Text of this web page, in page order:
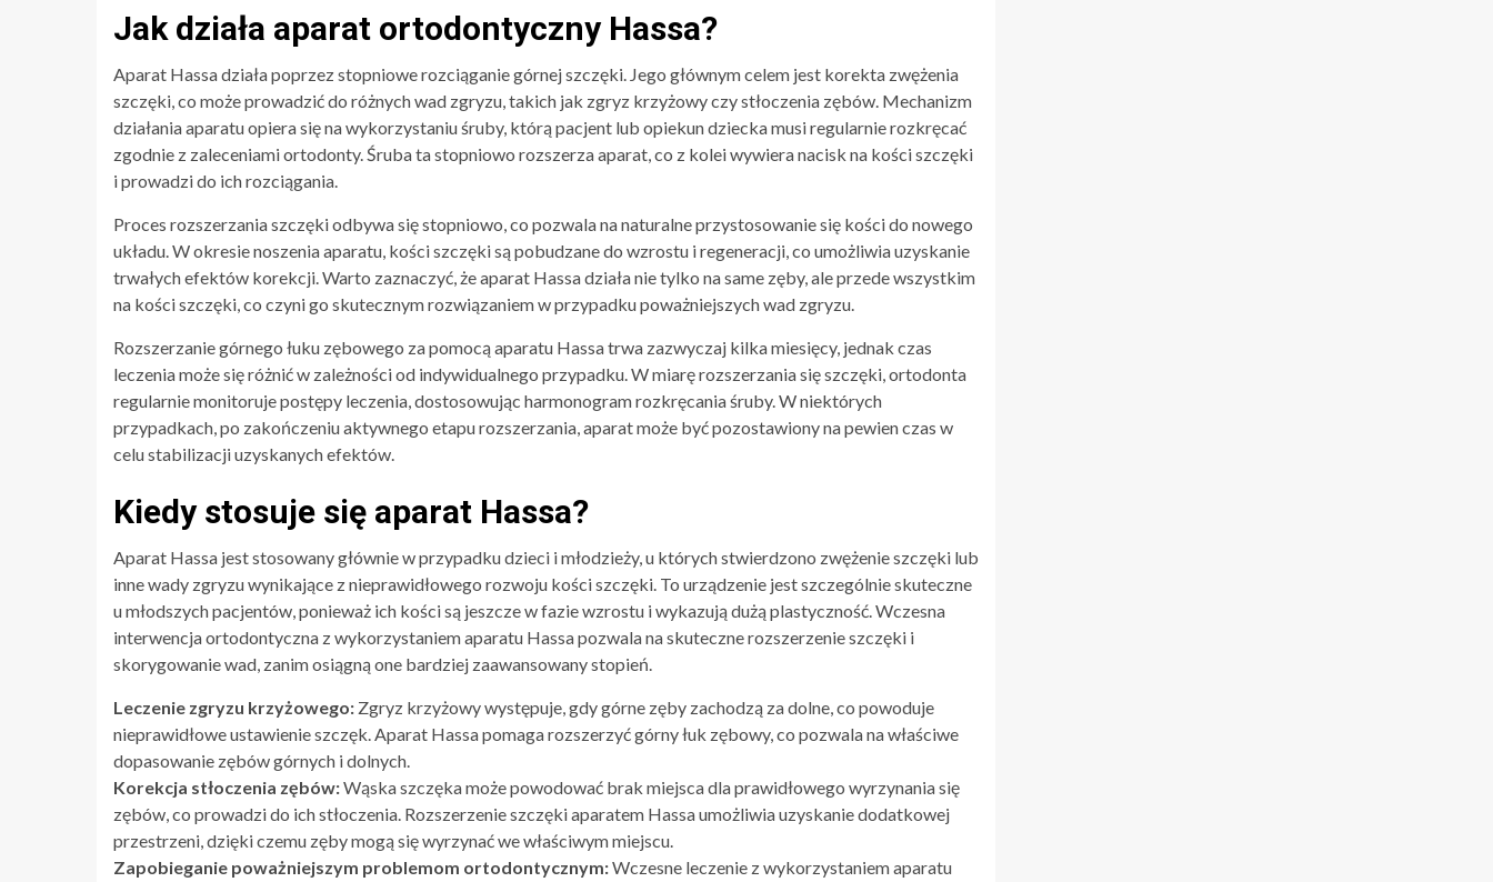
Jak działa aparat ortodontyczny Hassa?
Aparat Hassa działa poprzez stopniowe rozciąganie górnej szczęki. Jego głównym celem jest korekta zwężenia
szczęki, co może prowadzić do różnych wad zgryzu, takich jak zgryz krzyżowy czy stłoczenia zębów. Mechanizm
działania aparatu opiera się na wykorzystaniu śruby, którą pacjent lub opiekun dziecka musi regularnie rozkręcać
zgodnie z zaleceniami ortodonty. Śruba ta stopniowo rozszerza aparat, co z kolei wywiera nacisk na kości szczęki
i prowadzi do ich rozciągania.
Proces rozszerzania szczęki odbywa się stopniowo, co pozwala na naturalne przystosowanie się kości do nowego
układu. W okresie noszenia aparatu, kości szczęki są pobudzane do wzrostu i regeneracji, co umożliwia uzyskanie
trwałych efektów korekcji. Warto zaznaczyć, że aparat Hassa działa nie tylko na same zęby, ale przede wszystkim
na kości szczęki, co czyni go skutecznym rozwiązaniem w przypadku poważniejszych wad zgryzu.
Rozszerzanie górnego łuku zębowego za pomocą aparatu Hassa trwa zazwyczaj kilka miesięcy, jednak czas
leczenia może się różnić w zależności od indywidualnego przypadku. W miarę rozszerzania się szczęki, ortodonta
regularnie monitoruje postępy leczenia, dostosowując harmonogram rozkręcania śruby. W niektórych
przypadkach, po zakończeniu aktywnego etapu rozszerzania, aparat może być pozostawiony na pewien czas w
celu stabilizacji uzyskanych efektów.
Kiedy stosuje się aparat Hassa?
Aparat Hassa jest stosowany głównie w przypadku dzieci i młodzieży, u których stwierdzono zwężenie szczęki lub
inne wady zgryzu wynikające z nieprawidłowego rozwoju kości szczęki. To urządzenie jest szczególnie skuteczne
u młodszych pacjentów, ponieważ ich kości są jeszcze w fazie wzrostu i wykazują dużą plastyczność. Wczesna
interwencja ortodontyczna z wykorzystaniem aparatu Hassa pozwala na skuteczne rozszerzenie szczęki i
skorygowanie wad, zanim osiągną one bardziej zaawansowany stopień.
Leczenie zgryzu krzyżowego: Zgryz krzyżowy występuje, gdy górne zęby zachodzą za dolne, co powoduje
nieprawidłowe ustawienie szczęk. Aparat Hassa pomaga rozszerzyć górny łuk zębowy, co pozwala na właściwe
dopasowanie zębów górnych i dolnych.
Korekcja stłoczenia zębów:Wąska szczęka może powodować brak miejsca dla prawidłowego wyrzynania się
zębów, co prowadzi do ich stłoczenia. Rozszerzenie szczęki aparatem Hassa umożliwia uzyskanie dodatkowej
przestrzeni, dzięki czemu zęby mogą się wyrzynać we właściwym miejscu.
Zapobieganie poważniejszym problemom ortodontycznym:Wczesne leczenie z wykorzystaniem aparatu